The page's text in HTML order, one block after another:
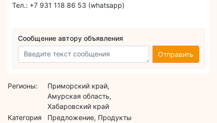
Тел.: +7 931 118 86 53 (whatsapp)
Сообщение автору объявления
Отправить
Регионы:
Приморский край,
Амурская область,
Хабаровский край
Категория
Предложение, Продукты